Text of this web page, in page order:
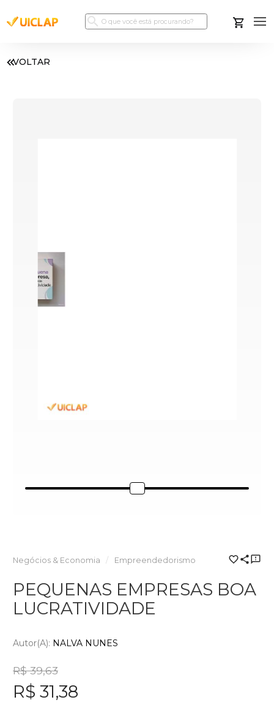
VOLTAR
Negócios & Economia Empreendedorismo
PEQUENAS EMPRESAS BOA
LUCRATIVIDADE
Autor(a): NALVA NUNES
R$ 39,63
R$ 31,38